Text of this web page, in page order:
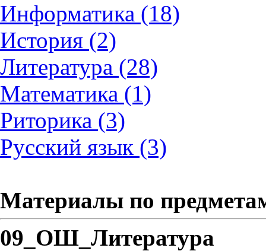
Информатика (18)
История (2)
Литература (28)
Математика (1)
Риторика (3)
Русский язык (3)
Материалы по
09_ОШ_Литература